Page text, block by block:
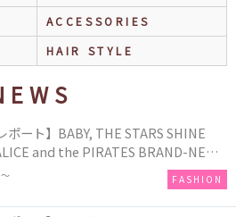
ACCESSORIES
HAIR STYLE
ポート】BABY, THE STARS SHINE
and the PIRATES BRAND-NEW
in TOKYO
FASHION